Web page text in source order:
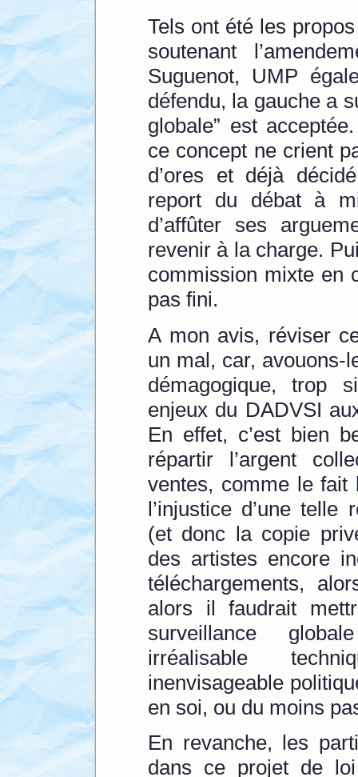
Tels ont été les
soutenant
Suguenot, UMP
défendu, la gauche a
globale” est
ce concept ne crient
d’ores et déjà
report du débat à
d’affûter ses
revenir à la charge.
commission mixte en
pas fini.
A mon avis, réviser
un mal, car, avouons-
démagogique, trop
enjeux du DADVSI
En effet, c’est bien
répartir l’argent
ventes, comme le
l’injustice d’une telle
(et donc la copie
des artistes encore
téléchargements,
alors il faudrait
surveillance
irréalisable
inenvisageable
en soi, ou du moins
En revanche, les
dans ce projet de